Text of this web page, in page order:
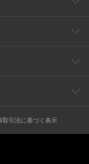
取引法に基づく表示